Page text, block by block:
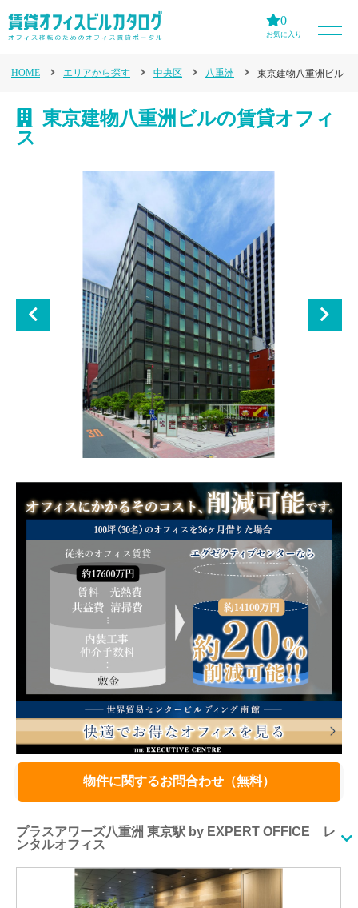
0
お気に入り
HOME エリアから探す 中央区 八重洲 東京建物八重洲ビル
東京建物八重洲ビルの賃貸オフィ
ス
物件に関するお問合わせ（無料）
プラスアワーズ八重洲 東京駅 by EXPERT OFFICE レ
ンタルオフィス